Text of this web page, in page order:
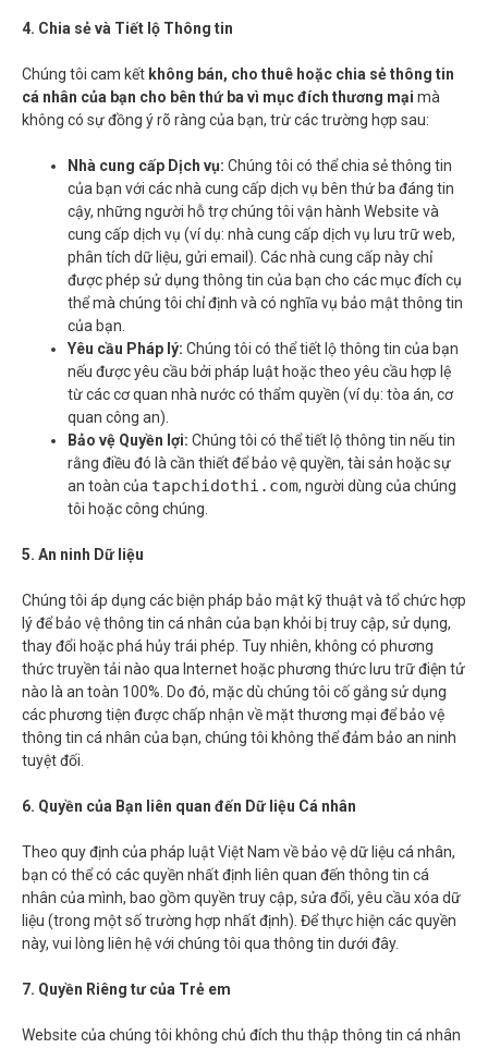
4. Chia sẻ và Tiết lộ Thông tin
Chúng tôi cam kết không bán, cho thuê hoặc chia sẻ thông tin
cá nhân của bạn cho bên thứ ba vì mục đích thương mại mà
không có sự đồng ý rõ ràng của bạn, trừ các trường hợp sau:
Nhà cung cấp Dịch vụ: Chúng tôi có thể chia sẻ thông tin
của bạn với các nhà cung cấp dịch vụ bên thứ ba đáng tin
cậy, những người hỗ trợ chúng tôi vận hành Website và
cung cấp dịch vụ (ví dụ: nhà cung cấp dịch vụ lưu trữ web,
phân tích dữ liệu, gửi email). Các nhà cung cấp này chỉ
được phép sử dụng thông tin của bạn cho các mục đích cụ
thể mà chúng tôi chỉ định và có nghĩa vụ bảo mật thông tin
của bạn.
Yêu cầu Pháp lý: Chúng tôi có thể tiết lộ thông tin của bạn
nếu được yêu cầu bởi pháp luật hoặc theo yêu cầu hợp lệ
từ các cơ quan nhà nước có thẩm quyền (ví dụ: tòa án, cơ
quan công an).
Bảo vệ Quyền lợi: Chúng tôi có thể tiết lộ thông tin nếu tin
rằng điều đó là cần thiết để bảo vệ quyền, tài sản hoặc sự
an toàn của tapchidothi.com, người dùng của chúng
tôi hoặc công chúng.
5. An ninh Dữ liệu
Chúng tôi áp dụng các biện pháp bảo mật kỹ thuật và tổ chức hợp
lý để bảo vệ thông tin cá nhân của bạn khỏi bị truy cập, sử dụng,
thay đổi hoặc phá hủy trái phép. Tuy nhiên, không có phương
thức truyền tải nào qua Internet hoặc phương thức lưu trữ điện tử
nào là an toàn 100%. Do đó, mặc dù chúng tôi cố gắng sử dụng
các phương tiện được chấp nhận về mặt thương mại để bảo vệ
thông tin cá nhân của bạn, chúng tôi không thể đảm bảo an ninh
tuyệt đối.
6. Quyền của Bạn liên quan đến Dữ liệu Cá nhân
Theo quy định của pháp luật Việt Nam về bảo vệ dữ liệu cá nhân,
bạn có thể có các quyền nhất định liên quan đến thông tin cá
nhân của mình, bao gồm quyền truy cập, sửa đổi, yêu cầu xóa dữ
liệu (trong một số trường hợp nhất định). Để thực hiện các quyền
này, vui lòng liên hệ với chúng tôi qua thông tin dưới đây.
7. Quyền Riêng tư của Trẻ em
Website của chúng tôi không chủ đích thu thập thông tin cá nhân